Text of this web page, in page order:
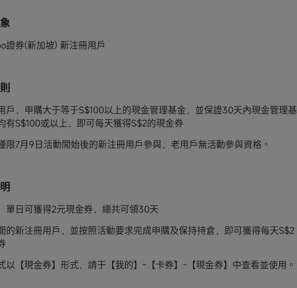
證券(新加坡) 新注冊用戶
戶，申購大于等于S$100以上的現金管理基金，並保證30天內現金管理基
有S$100或以上，即可每天獲得S$2的現金券
限7月9日活動開始後的新注冊用戶參與，老用戶無活動參與資格。
單日可獲得2元現金券，總共可領30天
的新注冊用戶，並按照活動要求完成申購及保持持倉，即可獲得每天S$2
以【現金券】形式，請于【我的】-【卡券】-【現金券】中查看並使用。